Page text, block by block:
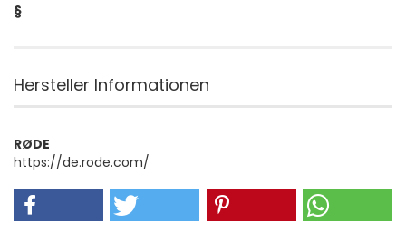
§
Hersteller Informationen
RØDE
https://de.rode.com/